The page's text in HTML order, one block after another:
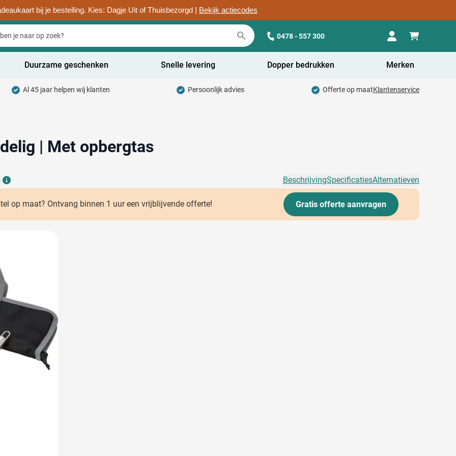
bij je bestelling. Kies: Dagje Uit of Thuisbezorgd | Bekijk actiecodes
0478 - 557 300
categorie
categorie
& Weggevers categorie
categorie
categorie
& Keuken categorie
& Veiligheid categorie
& Vrije tijd categorie
& Kids categorie
categorie
& thema's categorie
Duurzame geschenken Snelle levering Dopper bedrukken Merken
Al 45 jaar helpen wij klanten Persoonlijk advies Offerte op maatKlantenservice
| Met opbergtas
Details
BeschrijvingSpecificatiesAlternatieven
op maat? Ontvang binnen 1 uur een vrijblijvende offerte! Gratis offerte aanvragen